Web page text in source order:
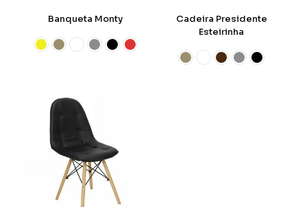
Banqueta Monty
Cadeira Presidente
Esteirinha